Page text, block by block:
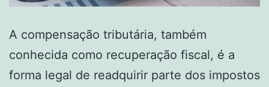
A compensação tributária, também
conhecida como recuperação fiscal, é a
forma legal de readquirir parte dos impostos